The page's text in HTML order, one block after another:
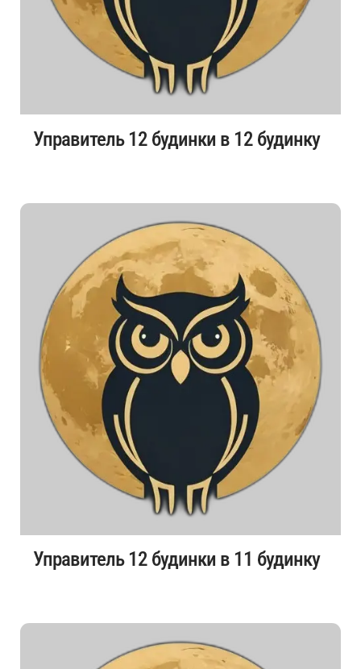
Управитель 12 будинки в 12 будинку
Управитель 12 будинки в 11 будинку